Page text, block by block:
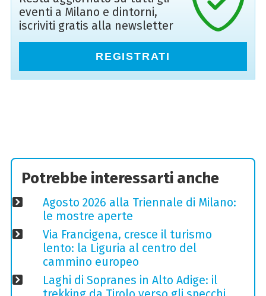
eventi a Milano e dintorni,
iscriviti gratis alla newsletter
REGISTRATI
Potrebbe interessarti anche
Agosto 2026 alla Triennale di Milano:
le mostre aperte
Via Francigena, cresce il turismo
lento: la Liguria al centro del
cammino europeo
Laghi di Sopranes in Alto Adige: il